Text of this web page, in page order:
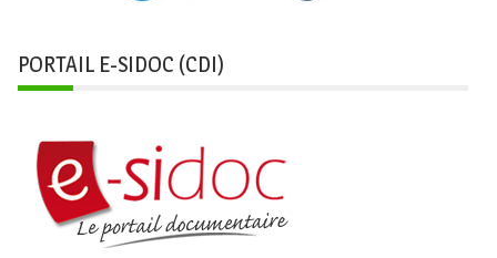
PORTAIL E-SIDOC (CDI)